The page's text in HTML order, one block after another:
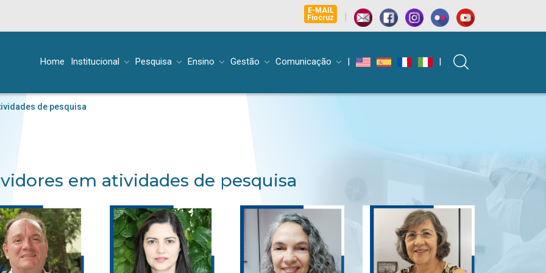
E-MAIL
Fiocruz
|
Home Institucional Pesquisa Ensino Gestão Comunicação | |
de pesquisa
em atividades de pesquisa